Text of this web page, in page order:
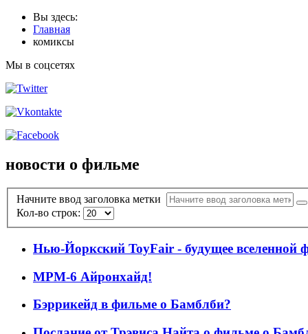
Вы здесь:
Главная
комиксы
Мы в соцсетях
новости о фильме
Начните ввод заголовка метки
Кол-во строк:
Нью-Йоркский ToyFair - будущее вселенной
MPM-6 Айронхайд!
Бэррикейд в фильме о Бамблби?